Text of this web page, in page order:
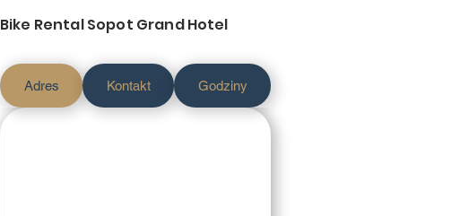
Bike Rental Sopot Grand Hotel
Adres Kontakt Godziny